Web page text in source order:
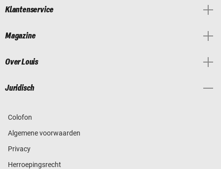
Klantenservice
Magazine
Over Louis
Juridisch
Colofon
Algemene voorwaarden
Privacy
Herroepingsrecht